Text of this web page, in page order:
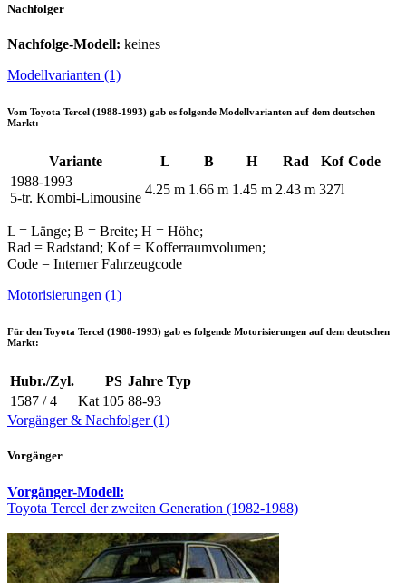
Nachfolger
Nachfolge-Modell: keines
Modellvarianten (1)
Vom Toyota Tercel (1988-1993) gab es folgende Modellvarianten auf dem deutschen
Markt:
Variante L B H Rad Kof Code
1988-1993
5-tr. Kombi-Limousine
4.25 m 1.66 m 1.45 m 2.43 m 327l
L = Länge; B = Breite; H = Höhe;
Rad = Radstand; Kof = Kofferraumvolumen;
Code = Interner Fahrzeugcode
Motorisierungen (1)
Für den Toyota Tercel (1988-1993) gab es folgende Motorisierungen auf dem deutschen
Markt:
Hubr./Zyl. PS Jahre Typ
1587 / 4
Kat 105 88-93
Vorgänger & Nachfolger (1)
Vorgänger
Vorgänger-Modell:
Toyota Tercel der zweiten Generation (1982-1988)